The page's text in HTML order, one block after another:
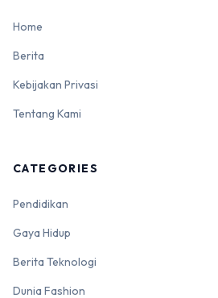
Home
Berita
Kebijakan Privasi
Tentang Kami
CATEGORIES
Pendidikan
Gaya Hidup
Berita Teknologi
Dunia Fashion